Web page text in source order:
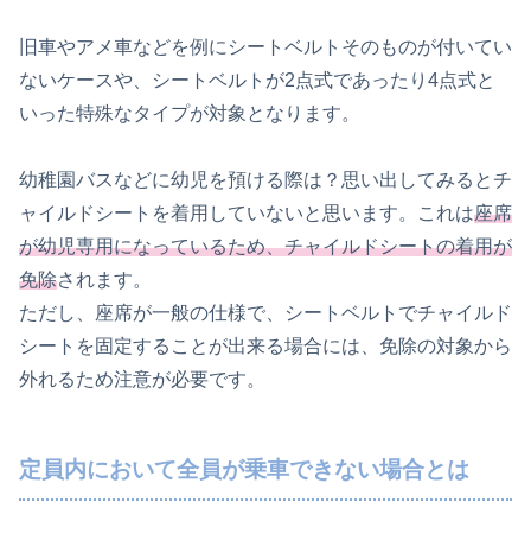
旧車やアメ車などを例にシートベルトそのものが付いてい
ないケースや、シートベルトが2点式であったり4点式と
いった特殊なタイプが対象となります。
幼稚園バスなどに幼児を預ける際は？思い出してみるとチ
ャイルドシートを着用していないと思います。これは座席
が幼児専用になっているため、チャイルドシートの着用が
免除されます。
ただし、座席が一般の仕様で、シートベルトでチャイルド
シートを固定することが出来る場合には、免除の対象から
外れるため注意が必要です。
定員内において全員が乗車できない場合とは